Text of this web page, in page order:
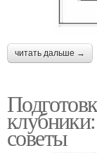
читать дальше →
советы